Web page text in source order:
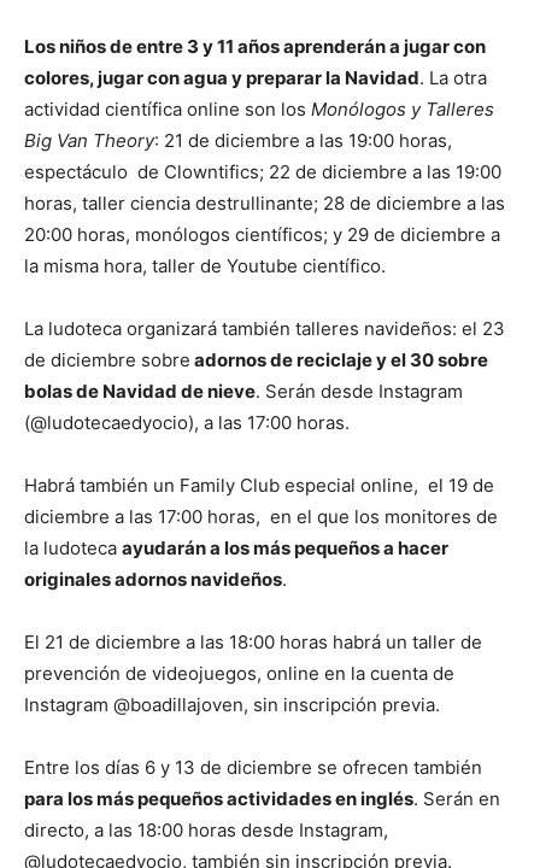
Los niños de entre 3 y 11 años aprenderán a jugar con
colores, jugar con agua y preparar la Navidad. La otra
actividad científica online son los Monólogos y Talleres
Big Van Theory: 21 de diciembre a las 19:00 horas,
espectáculo de Clowntifics; 22 de diciembre a las 19:00
horas, taller ciencia destrullinante; 28 de diciembre a las
20:00 horas, monólogos científicos; y 29 de diciembre a
la misma hora, taller de Youtube científico.
La ludoteca organizará también talleres navideños: el 23
de diciembre sobre adornos de reciclaje y el 30 sobre
bolas de Navidad de nieve. Serán desde Instagram
(@ludotecaedyocio), a las 17:00 horas.
Habrá también un Family Club especial online, el 19 de
diciembre a las 17:00 horas, en el que los monitores de
la ludoteca ayudarán a los más pequeños a hacer
originales adornos navideños.
El 21 de diciembre a las 18:00 horas habrá un taller de
prevención de videojuegos, online en la cuenta de
Instagram @boadillajoven, sin inscripción previa.
Entre los días 6 y 13 de diciembre se ofrecen también
para los más pequeños actividades en inglés. Serán en
directo, a las 18:00 horas desde Instagram,
@ludotecaedyocio, también sin inscripción previa.